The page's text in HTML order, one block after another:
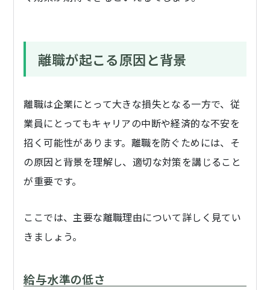
離職が起こる原因と背景
離職は企業にとって大きな損失となる一方で、従
業員にとってもキャリアの中断や経済的な不安を
招く可能性があります。離職を防ぐためには、そ
の原因と背景を理解し、適切な対策を講じること
が重要です。
ここでは、主要な離職理由について詳しく見てい
きましょう。
給与水準の低さ